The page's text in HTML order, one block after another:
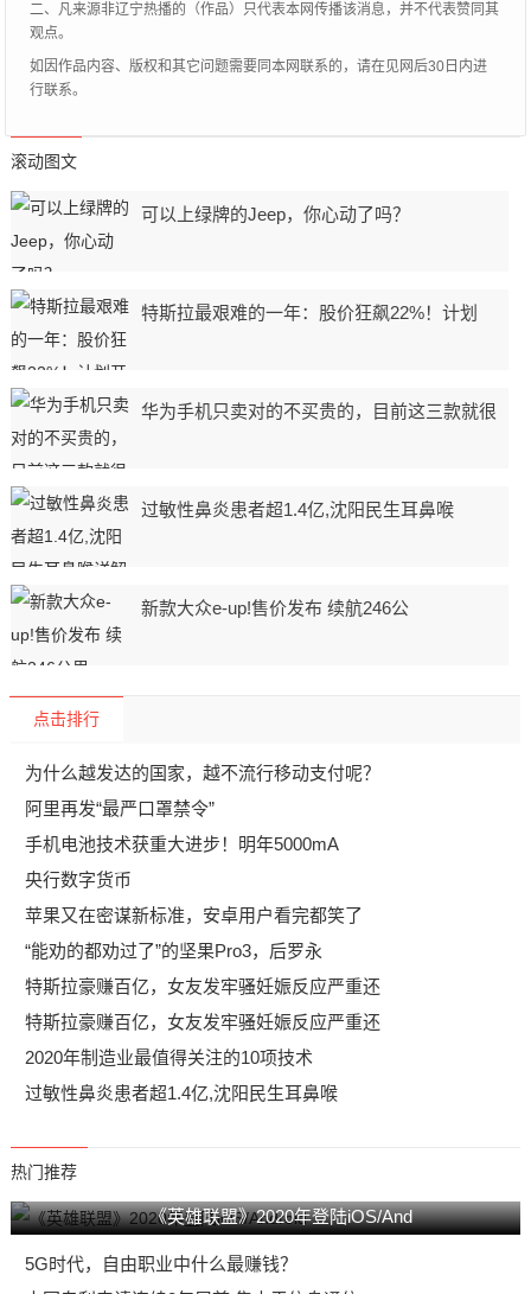
二、凡来源非辽宁热播的（作品）只代表本网传播该消息，并不代表赞同其
观点。
如因作品内容、版权和其它问题需要同本网联系的，请在见网后30日内进
行联系。
滚动图文
可以上绿牌的Jeep，你心动了吗？
特斯拉最艰难的一年：股价狂飙22%！计划
华为手机只卖对的不买贵的，目前这三款就很
过敏性鼻炎患者超1.4亿,沈阳民生耳鼻喉
新款大众e-up!售价发布 续航246公
点击排行
为什么越发达的国家，越不流行移动支付呢？
阿里再发“最严口罩禁令”
手机电池技术获重大进步！明年5000mA
央行数字货币
苹果又在密谋新标准，安卓用户看完都笑了
“能劝的都劝过了”的坚果Pro3，后罗永
特斯拉豪赚百亿，女友发牢骚妊娠反应严重还
特斯拉豪赚百亿，女友发牢骚妊娠反应严重还
2020年制造业最值得关注的10项技术
过敏性鼻炎患者超1.4亿,沈阳民生耳鼻喉
热门推荐
《英雄联盟》2020年登陆iOS/And
5G时代，自由职业中什么最赚钱？